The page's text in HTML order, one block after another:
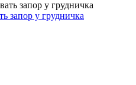
запор у грудничка